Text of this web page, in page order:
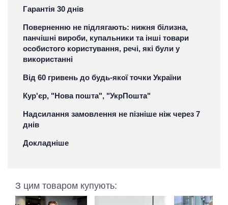
Гарантія 30 днів
Поверненню не підлягають: нижня білизна,
панчішні вироби, купальники та інші товари
особистого користування, речі, які були у
використанні
Від 60 гривень до будь-якої точки України
Кур'єр, "Нова пошта", "УкрПошта"
Надсилання замовлення не пізніше ніж через 7
днів
Докладніше
З цим товаром купують: